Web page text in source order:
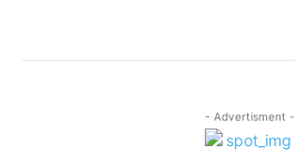
- Advertisment -